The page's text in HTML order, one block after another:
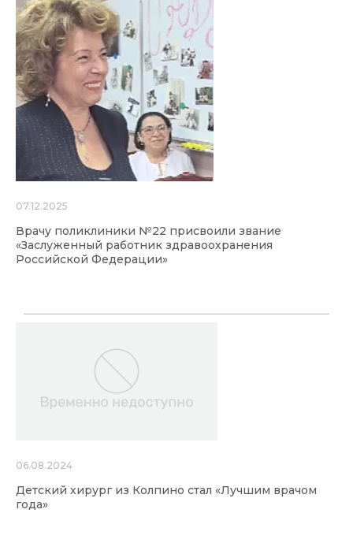
07.12.2025
Врачу поликлиники №22 присвоили звание
«Заслуженный работник здравоохранения
Российской Федерации»
06.08.2024
Детский хирург из Колпино стал «Лучшим врачом
года»